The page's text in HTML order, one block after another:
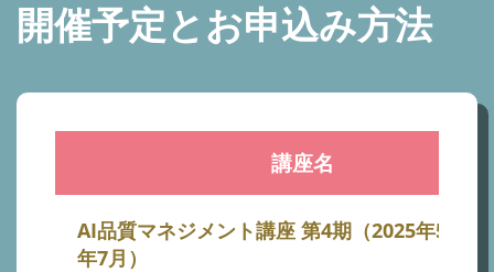
開催予定とお申込み方法
講座名
AI品質マネジメント講座 第4期（2025年5月-
年7月）